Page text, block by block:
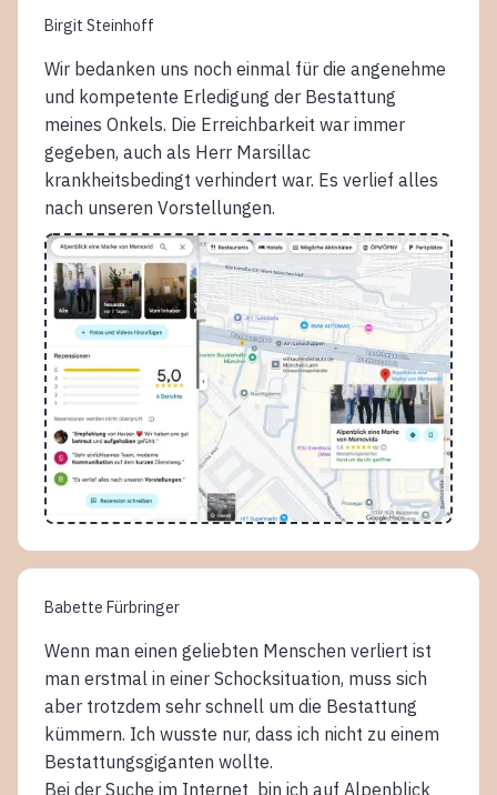
Birgit Steinhoff
Wir bedanken uns noch einmal für die angenehme
und kompetente Erledigung der Bestattung
meines Onkels. Die Erreichbarkeit war immer
gegeben, auch als Herr Marsillac
krankheitsbedingt verhindert war. Es verlief alles
nach unseren Vorstellungen.
Babette Fürbringer
Wenn man einen geliebten Menschen verliert ist
man erstmal in einer Schocksituation, muss sich
aber trotzdem sehr schnell um die Bestattung
kümmern. Ich wusste nur, dass ich nicht zu einem
Bestattungsgiganten wollte.
Bei der Suche im Internet bin ich auf Alpenblick